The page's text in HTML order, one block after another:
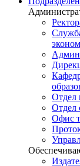
Отдел
Отдел
Офис